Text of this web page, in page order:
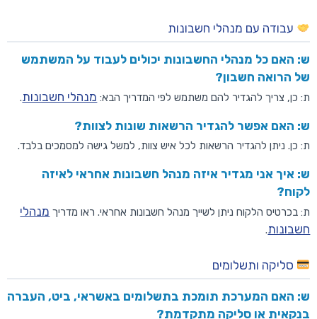
עבודה עם מנהלי חשבונות
ש: האם כל מנהלי החשבונות יכולים לעבוד על המשתמש
של הרואה חשבון?
ת: כן, צריך להגדיר להם משתמש לפי המדריך הבא: מנהלי חשבונות.
ש: האם אפשר להגדיר הרשאות שונות לצוות?
ת: כן. ניתן להגדיר הרשאות לכל איש צוות, למשל גישה למסמכים בלבד.
ש: איך אני מגדיר איזה מנהל חשבונות אחראי לאיזה
לקוח?
ת: בכרטיס הלקוח ניתן לשייך מנהל חשבונות אחראי. ראו מדריך מנהלי
חשבונות.
סליקה ותשלומים
ש: האם המערכת תומכת בתשלומים באשראי, ביט, העברה
בנקאית או סליקה מתקדמת?